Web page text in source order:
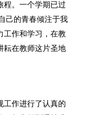
程。一个学期已过
己的青春倾注于我
工作和学习，在教
耘在教师这片圣地
工作进行了认真的